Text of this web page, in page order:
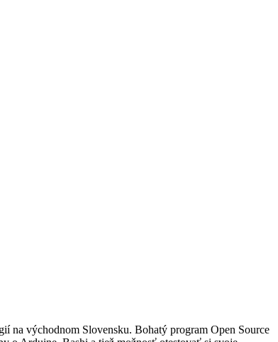
na východnom Slovensku. Bohatý program Open Source